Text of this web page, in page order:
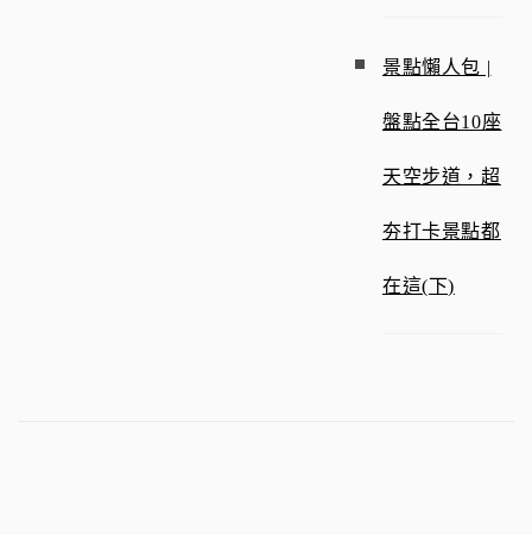
景點懶人包 |
盤點全台10座
天空步道，超
夯打卡景點都
在這(下)